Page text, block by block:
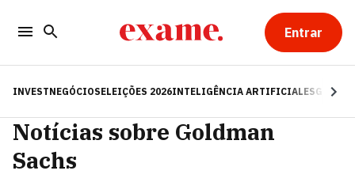
Entrar
INVESTNEGÓCIOSELEIÇÕES 2026INTELIGÊNCIA ARTIFICIALESG
Notícias sobre Goldman
Sachs